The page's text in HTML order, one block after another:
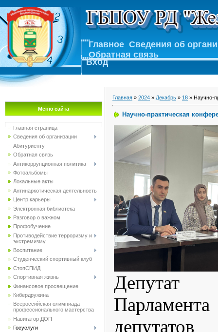
Главное Сведения об
Обратная связь
Вход
Меню сайта
Главная страница
Сведения об организации
Абитуриенту
Обратная связь
Антикоррупционная политика
Фотоальбомы
Локальные акты
Антинаркотическая деятельность
Центр карьеры
Электронная библиотека
Разговор о важном
Профобучение
Противодействие терроризму и
экстремизму
Воспитание
Студенческий спортивный клуб
CтопСПИД
Спортивная жизнь
Финансовое просвещение
Кибердружина
Всероссийская олимпиада
профессионального мастерства
Навигатор ДОП
Госуслуги
Главная » 2024 » Декабрь » 18 » Научно-
Научно-практическая
Депутат